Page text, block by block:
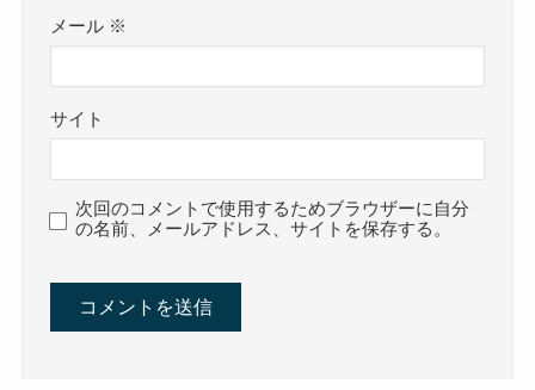
メール ※
サイト
次回のコメントで使用するためブラウザーに自分
の名前、メールアドレス、サイトを保存する。